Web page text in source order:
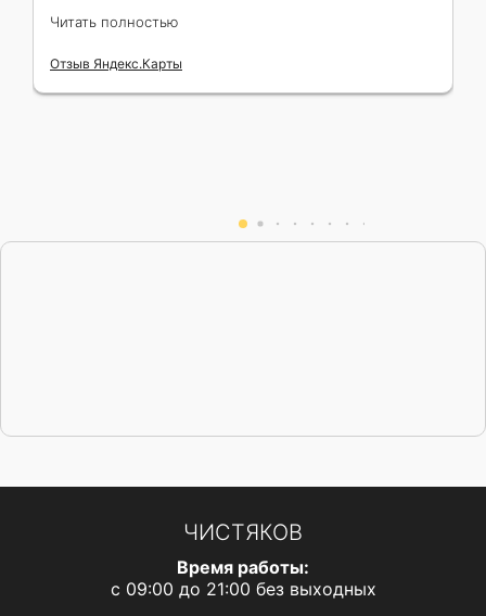
Участвовал в аукционах сразу по 4
квартирам. Не капли не жалею , что
обратился к профессионалу . !!! С П А С И Б
О !!!
Читать полностью
Отзыв Яндекс.Карты
ЧИСТЯКОВ
Время работы:
с 09:00 до 21:00 без выходных